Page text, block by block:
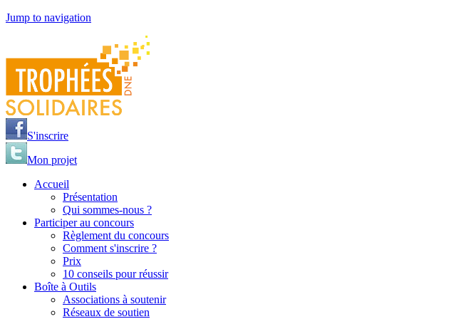
Jump to navigation
S'inscrire
Mon projet
Accueil
Présentation
Qui sommes-nous ?
Participer au concours
Règlement du concours
Comment s'inscrire ?
Prix
10 conseils pour réussir
Boîte à Outils
Associations à soutenir
Réseaux de soutien